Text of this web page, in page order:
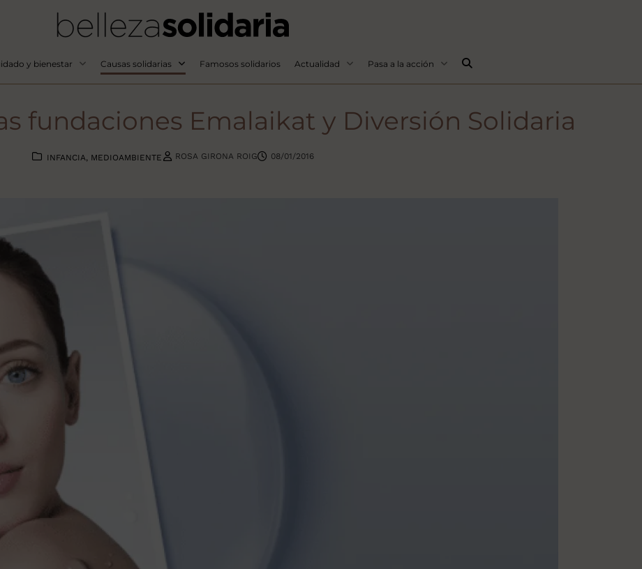
y bienestar Causas solidarias Famosos solidarios Actualidad Pasa a la acción Buscar...
fundaciones Emalaikat y Diversión Solidaria
INFANCIA MEDIOAMBIENTE ROSA GIRONA ROIG 08/01/2016